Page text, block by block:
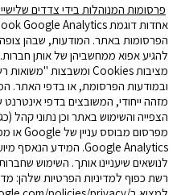
פרסומות המנוהלות בידי צדדים
אחדות דוגמת Google Analytics
הפרסומות באתר. המודעות, שבהן
להגיע אפוא ממחשביהן של אותן
מציבות Cookies ומשבצות "משואות
ובמודעות הפרסומת, או בדפי האתר.
מזהה ייחודי, המשובצים בדפי
הצפייה והשימוש באתר וכן נתוני קהל
מפרסום מבוסס עניין של Googleאו
Google Analytics. המידע הנאסף
לנושאים שיעניינו אותך. השימוש
רשת כפוף למדיניות הפרטיות שלהן: